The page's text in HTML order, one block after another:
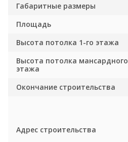
Габаритные размеры
Площадь
Высота потолка 1-го этажа
Высота потолка мансардного
этажа
Окончание строительства
Адрес строительства